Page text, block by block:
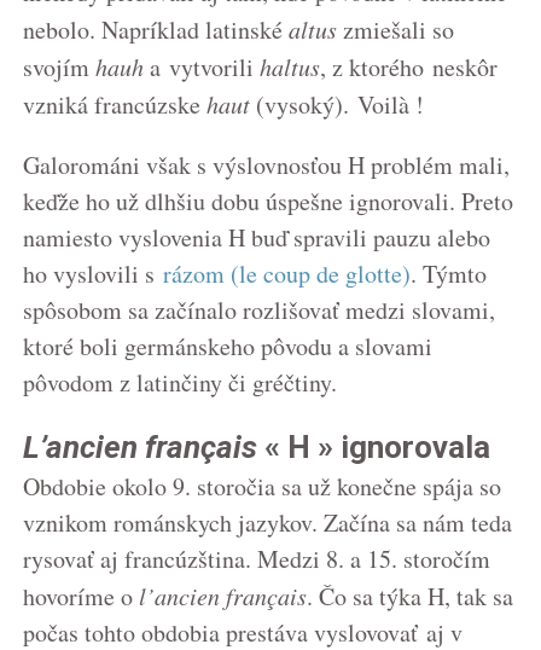
nebolo. Napríklad latinské altuszmiešali so
svojímhauha vytvorili haltus, z ktorého neskôr
vzniká francúzske haut (vysoký). Voilà !
Galorománi však s výslovnosťou H problém mali,
keďže ho už dlhšiu dobu úspešne ignorovali. Preto
namiesto vyslovenia H buď spravili pauzu alebo
ho vyslovili s rázom (le coup de glotte). Týmto
spôsobom sa začínalo rozlišovať medzi slovami,
ktoré boli germánskeho pôvodu a slovami
pôvodom z latinčiny či gréčtiny.
L’ancien français « H » ignorovala
Obdobie okolo 9. storočia sa už konečne spája so
vznikom románskych jazykov. Začína sa nám teda
rysovať aj francúzština. Medzi 8. a 15. storočím
hovoríme o l’ancien français. Čo sa týka H, tak sa
počas tohto obdobia prestáva vyslovovať aj v